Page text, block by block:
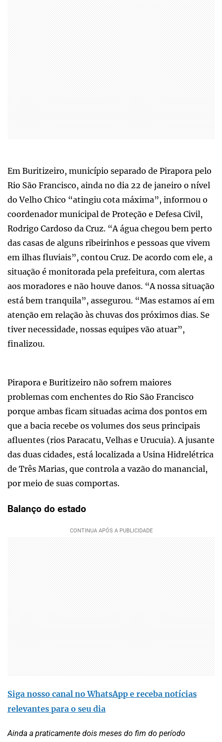
Em Buritizeiro, município separado de Pirapora pelo
Rio São Francisco, ainda no dia 22 de janeiro o nível
do Velho Chico “atingiu cota máxima”, informou o
coordenador municipal de Proteção e Defesa Civil,
Rodrigo Cardoso da Cruz. “A água chegou bem perto
das casas de alguns ribeirinhos e pessoas que vivem
em ilhas fluviais”, contou Cruz. De acordo com ele, a
situação é monitorada pela prefeitura, com alertas
aos moradores e não houve danos. “A nossa situação
está bem tranquila”, assegurou. “Mas estamos aí em
atenção em relação às chuvas dos próximos dias. Se
tiver necessidade, nossas equipes vão atuar”,
finalizou.
Pirapora e Buritizeiro não sofrem maiores
problemas com enchentes do Rio São Francisco
porque ambas ficam situadas acima dos pontos em
que a bacia recebe os volumes dos seus principais
afluentes (rios Paracatu, Velhas e Urucuia). A jusante
das duas cidades, está localizada a Usina Hidrelétrica
de Três Marias, que controla a vazão do manancial,
por meio de suas comportas.
Balanço do estado
Siga nosso canal no WhatsApp e receba notícias
relevantes para o seu dia
Ainda a praticamente dois meses do fim do período